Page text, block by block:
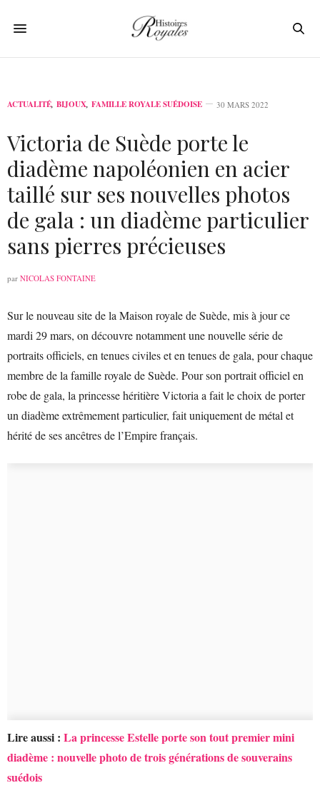
ACTUALITÉ, BIJOUX, FAMILLE ROYALE SUÉDOISE 30 MARS 2022
Victoria de Suède porte le
diadème napoléonien en acier
taillé sur ses nouvelles photos
de gala : un diadème particulier
sans pierres précieuses
par NICOLAS FONTAINE
Sur le nouveau site de la Maison royale de Suède, mis à jour ce
mardi 29 mars, on découvre notamment une nouvelle série de
portraits officiels, en tenues civiles et en tenues de gala, pour chaque
membre de la famille royale de Suède. Pour son portrait officiel en
robe de gala, la princesse héritière Victoria a fait le choix de porter
un diadème extrêmement particulier, fait uniquement de métal et
hérité de ses ancêtres de l’Empire français.
Lire aussi : La princesse Estelle porte son tout premier mini
diadème : nouvelle photo de trois générations de souverains
suédois